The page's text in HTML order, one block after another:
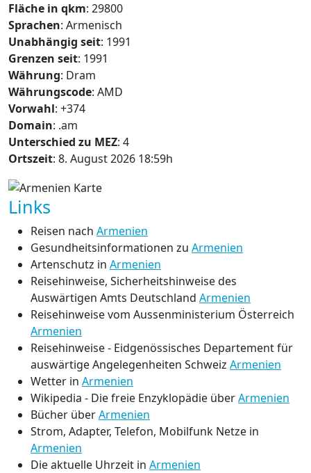
Fläche in qkm: 29800
Sprachen: Armenisch
Unabhängig seit: 1991
Grenzen seit: 1991
Währung: Dram
Währungscode: AMD
Vorwahl: +374
Domain: .am
Unterschied zu MEZ: 4
Ortszeit: 8. August 2026 18:59h
Links
Reisen nach Armenien
Gesundheitsinformationen zu Armenien
Artenschutz in Armenien
Reisehinweise, Sicherheitshinweise des
Auswärtigen Amts Deutschland Armenien
Reisehinweise vom Aussenministerium Österreich
Armenien
Reisehinweise - Eidgenössisches Departement für
auswärtige Angelegenheiten Schweiz Armenien
Wetter in Armenien
Wikipedia - Die freie Enzyklopädie überArmenien
Bücher überArmenien
Strom, Adapter, Telefon, Mobilfunk Netze in
Armenien
Die aktuelle Uhrzeit in Armenien